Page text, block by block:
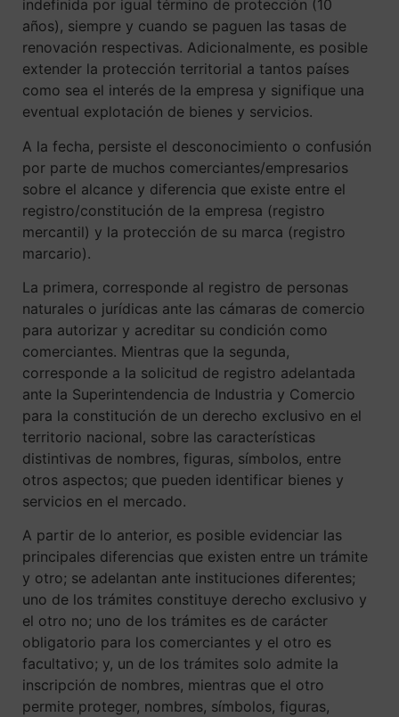
indefinida por igual término de protección (10
años), siempre y cuando se paguen las tasas de
renovación respectivas. Adicionalmente, es posible
extender la protección territorial a tantos países
como sea el interés de la empresa y signifique una
eventual explotación de bienes y servicios.
A la fecha, persiste el desconocimiento o confusión
por parte de muchos comerciantes/empresarios
sobre el alcance y diferencia que existe entre el
registro/constitución de la empresa (registro
mercantil) y la protección de su marca (registro
marcario).
La primera, corresponde al registro de personas
naturales o jurídicas ante las cámaras de comercio
para autorizar y acreditar su condición como
comerciantes. Mientras que la segunda,
corresponde a la solicitud de registro adelantada
ante la Superintendencia de Industria y Comercio
para la constitución de un derecho exclusivo en el
territorio nacional, sobre las características
distintivas de nombres, figuras, símbolos, entre
otros aspectos; que pueden identificar bienes y
servicios en el mercado.
A partir de lo anterior, es posible evidenciar las
principales diferencias que existen entre un trámite
y otro; se adelantan ante instituciones diferentes;
uno de los trámites constituye derecho exclusivo y
el otro no; uno de los trámites es de carácter
obligatorio para los comerciantes y el otro es
facultativo; y, un de los trámites solo admite la
inscripción de nombres, mientras que el otro
permite proteger, nombres, símbolos, figuras,